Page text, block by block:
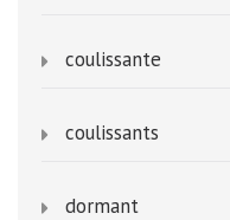
coulissante
coulissants
dormant